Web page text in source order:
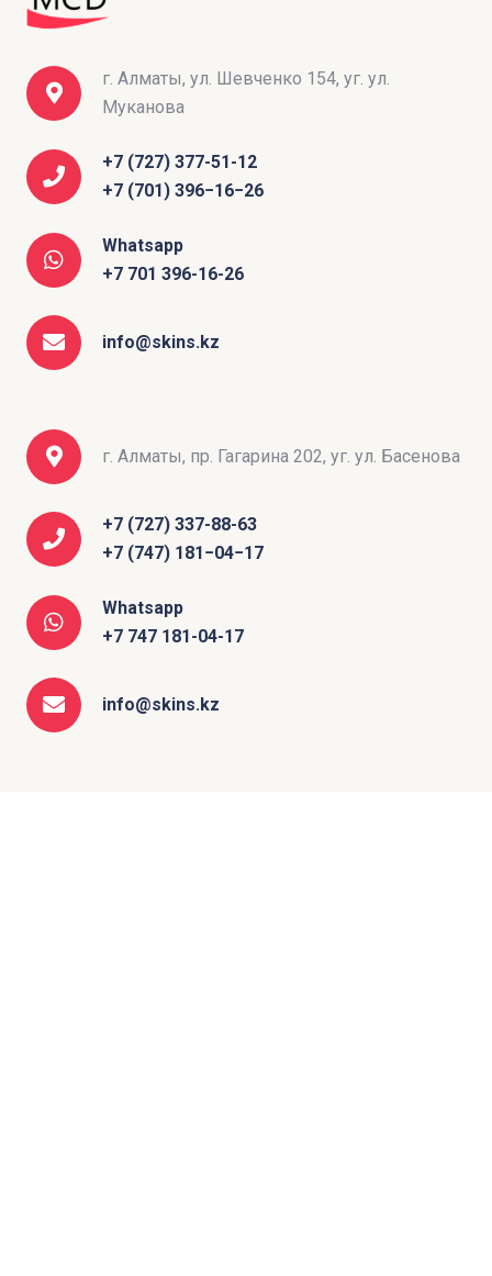
г. Алматы, ул. Шевченко 154, уг. ул.
Муканова
+7 (727) 377-51-12
+7 (701) 396−16−26
Whatsapp
+7 701 396-16-26
info@skins.kz
г. Алматы, пр. Гагарина 202, уг. ул. Басенова
+7 (727) 337-88-63
+7 (747) 181−04−17
Whatsapp
+7 747 181-04-17
info@skins.kz